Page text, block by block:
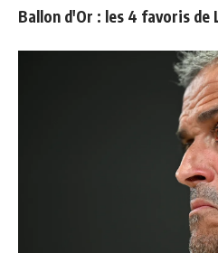
Ballon d'Or : les 4 favoris de